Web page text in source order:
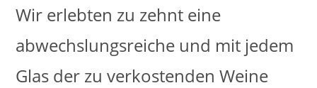
Wir erlebten zu zehnt eine
abwechslungsreiche und mit jedem
Glas der zu verkostenden Weine